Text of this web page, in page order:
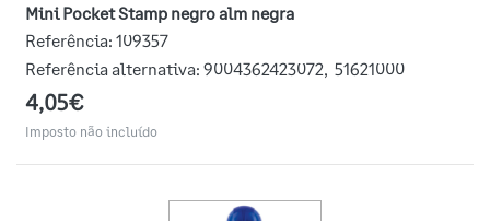
Mini Pocket Stamp negro alm negra
Referência: 109357
Referência alternativa: 9004362423072, 51621000
4,05€
Imposto não incluído